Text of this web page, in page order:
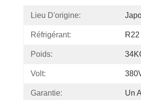
Lieu D'origine:
Réfrigérant: R22
Poids:
Volt:
Garantie: Un